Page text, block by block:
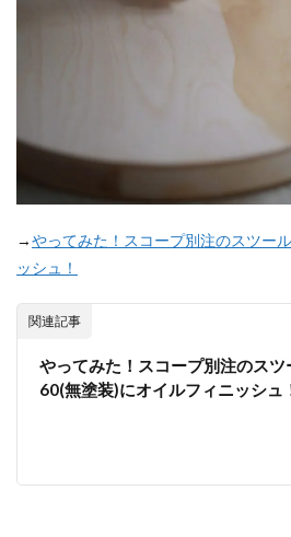
→やってみた！スコープ別注のスツー
ッシュ！
関連記事
やってみた！スコープ別注のスツ
60(無塗装)にオイルフィニッシュ